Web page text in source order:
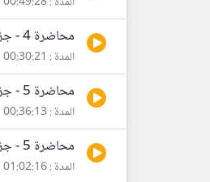
محاضرة 4 - جزء 3
المدة : 00:30:21
محاضرة 5 - جزء 1
المدة : 00:36:13
محاضرة 5 - جزء 2
المدة : 01:02:16